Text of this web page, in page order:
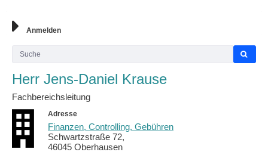
Anmelden
Herr Jens-Daniel Krause
Fachbereichsleitung
Adresse
Finanzen, Controlling, Gebühren
Schwartzstraße 72,
46045 Oberhausen